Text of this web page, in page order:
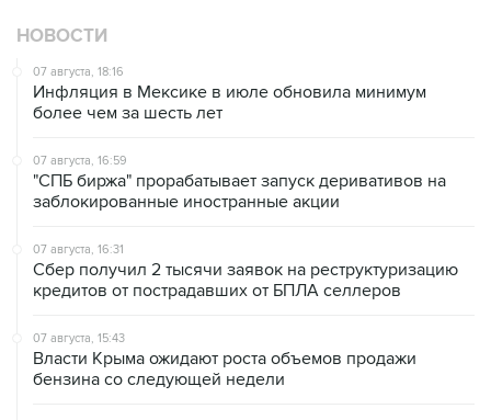
НОВОСТИ
07 августа, 18:16
Инфляция в Мексике в июле обновила минимум
более чем за шесть лет
07 августа, 16:59
"СПБ биржа" прорабатывает запуск деривативов на
заблокированные иностранные акции
07 августа, 16:31
Сбер получил 2 тысячи заявок на реструктуризацию
кредитов от пострадавших от БПЛА селлеров
07 августа, 15:43
Власти Крыма ожидают роста объемов продажи
бензина со следующей недели